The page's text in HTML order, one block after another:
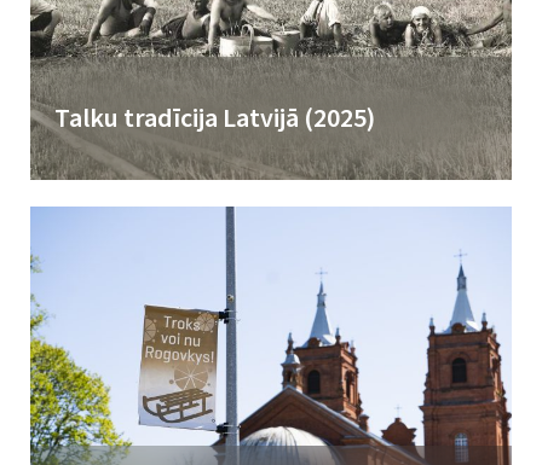
Talku tradīcija Latvijā (2025)
Talkas darbu, kura veikšanai kopā sanāk kaimiņi, radi un draugi,
latvieši sauc par talku. Šāda savstarpējās palīdzības prakse